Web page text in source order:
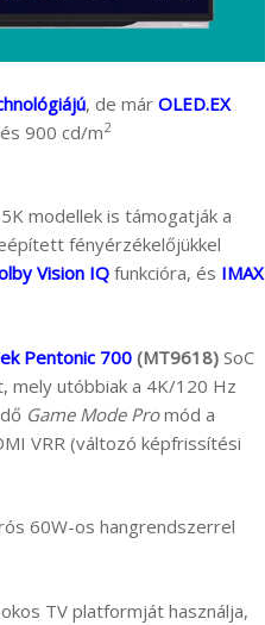
, de már OLED.EX
900 cd/m2
modellek is támogatják a
fényérzékelőjükkel
Vision IQ funkcióra, és IMAX
Pentonic 700(MT9618) SoC
mely utóbbiak a 4K/120 Hz
Game Mode Promód a
VRR (változó képfrissítési
60W-os hangrendszerrel
TV platformját használja,